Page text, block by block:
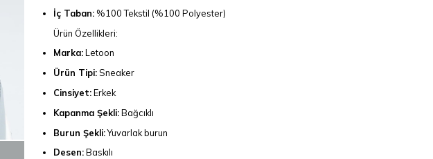
İç Taban: %100 Tekstil (%100 Polyester)
Ürün Özellikleri:
Marka:Letoon
Ürün Tipi:Sneaker
Cinsiyet:Erkek
Kapanma Şekli:Bağcıklı
Burun Şekli:Yuvarlak burun
Desen:Baskılı